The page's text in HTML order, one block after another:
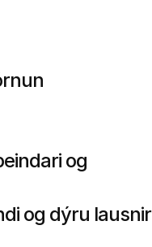
og
og dýru lausnir